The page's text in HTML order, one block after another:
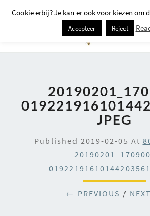
JPEG
Published 2019-02-05 At
← PREVIOUS /
Cookie erbij? Je kan er ook voor kiezen om
Accepteer Reject